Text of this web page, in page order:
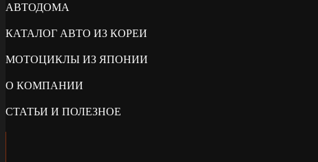
АВТОДОМА
КАТАЛОГ АВТО ИЗ КОРЕИ
МОТОЦИКЛЫ ИЗ ЯПОНИИ
О КОМПАНИИ
СТАТЬИ И ПОЛЕЗНОЕ